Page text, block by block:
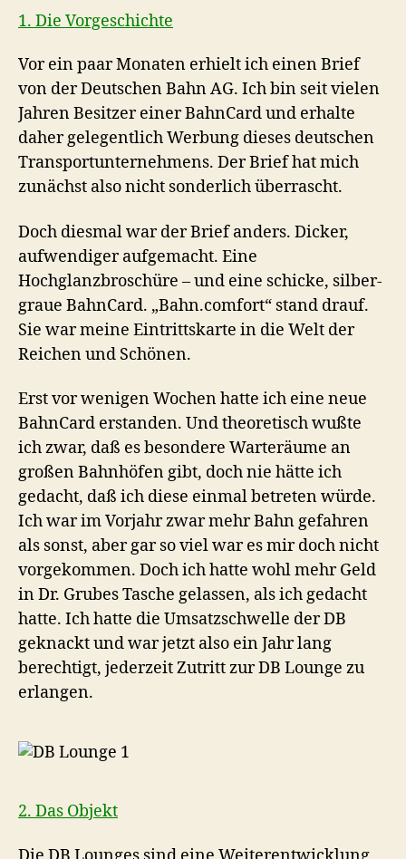
1. Die Vorgeschichte
Vor ein paar Monaten erhielt ich einen Brief
von der Deutschen Bahn AG. Ich bin seit vielen
Jahren Besitzer einer BahnCard und erhalte
daher gelegentlich Werbung dieses deutschen
Transportunternehmens. Der Brief hat mich
zunächst also nicht sonderlich überrascht.
Doch diesmal war der Brief anders. Dicker,
aufwendiger aufgemacht. Eine
Hochglanzbroschüre – und eine schicke, silber-
graue BahnCard. „Bahn.comfort“ stand drauf.
Sie war meine Eintrittskarte in die Welt der
Reichen und Schönen.
Erst vor wenigen Wochen hatte ich eine neue
BahnCard erstanden. Und theoretisch wußte
ich zwar, daß es besondere Warteräume an
großen Bahnhöfen gibt, doch nie hätte ich
gedacht, daß ich diese einmal betreten würde.
Ich war im Vorjahr zwar mehr Bahn gefahren
als sonst, aber gar so viel war es mir doch nicht
vorgekommen. Doch ich hatte wohl mehr Geld
in Dr. Grubes Tasche gelassen, als ich gedacht
hatte. Ich hatte die Umsatzschwelle der DB
geknackt und war jetzt also ein Jahr lang
berechtigt, jederzeit Zutritt zur DB Lounge zu
erlangen.
2. Das Objekt